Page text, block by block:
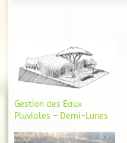
Gestion des Eaux
Pluviales – Demi-Lunes